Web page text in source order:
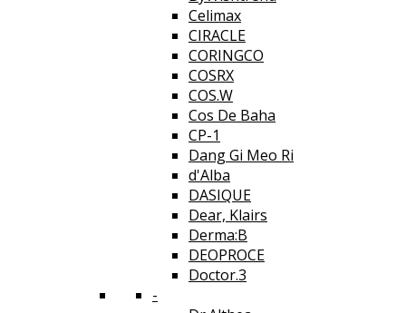
Celimax
CIRACLE
CORINGCO
COSRX
COS.W
Cos De Baha
CP-1
Dang Gi Meo Ri
d'Alba
DASIQUE
Dear, Klairs
Derma:B
DEOPROCE
Doctor.3
-